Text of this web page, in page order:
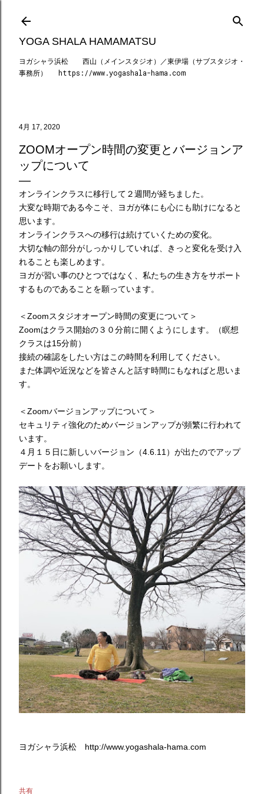
スキップしてメイン コンテンツに移動
YOGA SHALA HAMAMATSU
ヨガシャラ浜松 西山（メインスタジオ）／東伊場（サブスタジオ・
事務所） https://www.yogashala-hama.com
4月 17, 2020
ZOOMオープン時間の変更とバージョンア
ップについて
オンラインクラスに移行して２週間が経ちました。
大変な時期である今こそ、ヨガが体にも心にも助けになると
思います。
オンラインクラスへの移行は続けていくための変化。
大切な軸の部分がしっかりしていれば、きっと変化を受け入
れることも楽しめます。
ヨガが習い事のひとつではなく、私たちの生き方をサポート
するものであることを願っています。
＜Zoomスタジオオープン時間の変更について＞
Zoomはクラス開始の３０分前に開くようにします。（瞑想
クラスは15分前）
接続の確認をしたい方はこの時間を利用してください。
また体調や近況などを皆さんと話す時間にもなればと思いま
す。
＜Zoomバージョンアップについて＞
セキュリティ強化のためバージョンアップが頻繁に行われて
います。
４月１５日に新しいバージョン（4.6.11）が出たのでアップ
デートをお願いします。
ヨガシャラ浜松 http://www.yogashala-hama.com
共有